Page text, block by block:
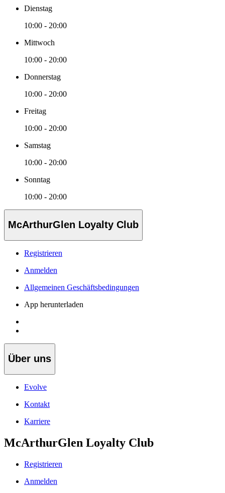
Dienstag
10:00 - 20:00
Mittwoch
10:00 - 20:00
Donnerstag
10:00 - 20:00
Freitag
10:00 - 20:00
Samstag
10:00 - 20:00
Sonntag
10:00 - 20:00
McArthurGlen Loyalty Club
Registrieren
Anmelden
Allgemeinen Geschäftsbedingungen
App herunterladen
Über uns
Evolve
Kontakt
Karriere
McArthurGlen Loyalty Club
Registrieren
Anmelden